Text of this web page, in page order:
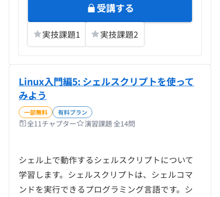
受講する
実技課題1 実技課題2
Linux入門編5: シェルスクリプトを使って
みよう
全11チャプター 演習課題 全14問
一部無料 有料プラン
シェル上で動作するシェルスクリプトについて
学習します。シェルスクリプトは、シェルコマ
ンドを実行できるプログラミング言語です。シ